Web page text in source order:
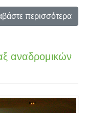
περισσότερα
αναδρομικών